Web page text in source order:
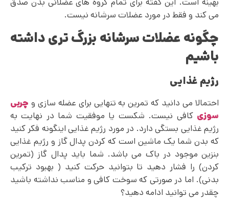
می کند و فقط در مورد عضلات سرشانه نیست.
چگونه عضلات سرشانه بزرگ تری داشته
باشیم
رژیم غذایی
احتمالا می دانید که تمرین به تنهایی برای عضله سازی و چربی
سوزی کافی نیست. شکست یا موفقیت شما در نهایت به
رژیم غذایی بستگی دارد. در مورد رژیم غذایی اینگونه فکر کنید
که بدن شما یک ماشین است که کردن پدال گاز و رژیم غذایی
بنزین موجود در باک می باشد. شما باید پدال گاز (تمرین
کردن) را فشار دهید تا بتوانید حرکت کنید ( بهبود ترکیب
بدنی). اما در صورتی که سوخت کافی و مناسب نداشته باشید
چقدر می توانید ادامه دهید؟